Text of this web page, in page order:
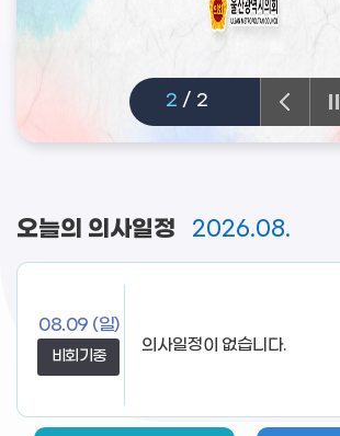
2 / 2
오늘의 의사일정 2026.08.
08.09 (일)
비회기중